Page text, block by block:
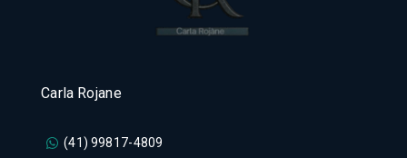
Carla Rojane
(41) 99817-4809